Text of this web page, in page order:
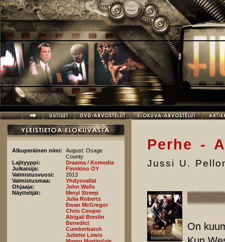
Hyppää pääsisältöön
Alkuperäinen nimi:
August: Osage
County
Lajityyppi:
Draama / Komedia
Julkaisija:
Finnkino OY
Valmistusvuosi:
2013
Valmistusmaa:
Yhdysvallat
Ohjaaja:
John Wells
Näyttelijät:
Meryl Streep
Julia Roberts
Ewan McGregor
Chris Cooper
Abigail Breslin
Benedict
Cumberbatch
Juliette Lewis
Perhe -
Jussi U.
On